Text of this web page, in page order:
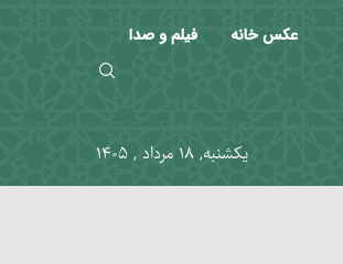
عکس خانه فیلم و صدا
یکشنبه, ۱۸ مرداد , ۱۴۰۵